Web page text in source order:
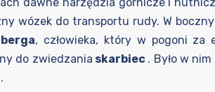
wózek do transportu rudy. W
, człowieka, który w pogoni za
do zwiedzania skarbiec . Było w